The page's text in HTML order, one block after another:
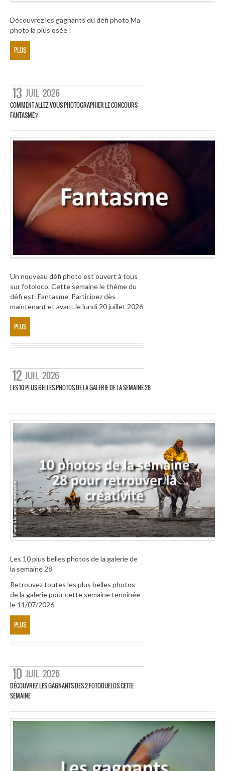
Découvrez les gagnants du défi photo Ma
photo la plus osée !
PLUS
13 JUIL 2026
COMMENT ALLEZ-VOUS PHOTOGRAPHIER LE CONCOURS
FANTASME?
Un nouveau défi photo est ouvert à tous
sur fotoloco. Cette semaine le thème du
défi est: Fantasme. Participez dès
maintenant et avant le lundi 20 juillet 2026
PLUS
12 JUIL 2026
LES 10 PLUS BELLES PHOTOS DE LA GALERIE DE LA SEMAINE 28
Les 10 plus belles photos de la galerie de
la semaine 28
Retrouvez toutes les plus belles photos
de la galerie pour cette semaine terminée
le 11/07/2026
PLUS
10 JUIL 2026
DÉCOUVREZ LES GAGNANTS DES 2 FOTODUELOS CETTE
SEMAINE